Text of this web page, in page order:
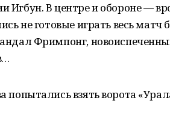
Игбун. В центре и обороне —
не готовые играть весь матч
Фримпонг,
попытались взять ворота